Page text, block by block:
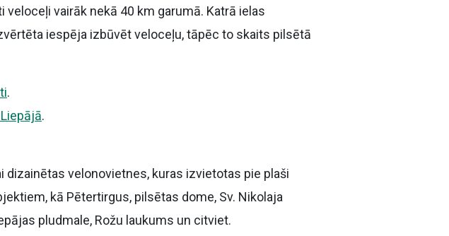
vairāk nekā 40 km garumā. Katrā ielas
iespēja izbūvēt veloceļu, tāpēc to skaits pilsētā
.
.
dizainētas velonovietnes, kuras izvietotas pie plaši
kā Pētertirgus, pilsētas dome, Sv. Nikolaja
pludmale, Rožu laukums un citviet.